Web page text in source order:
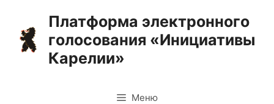
содержимому
Платформа электронного
голосования «Инициативы
Карелии»
Меню